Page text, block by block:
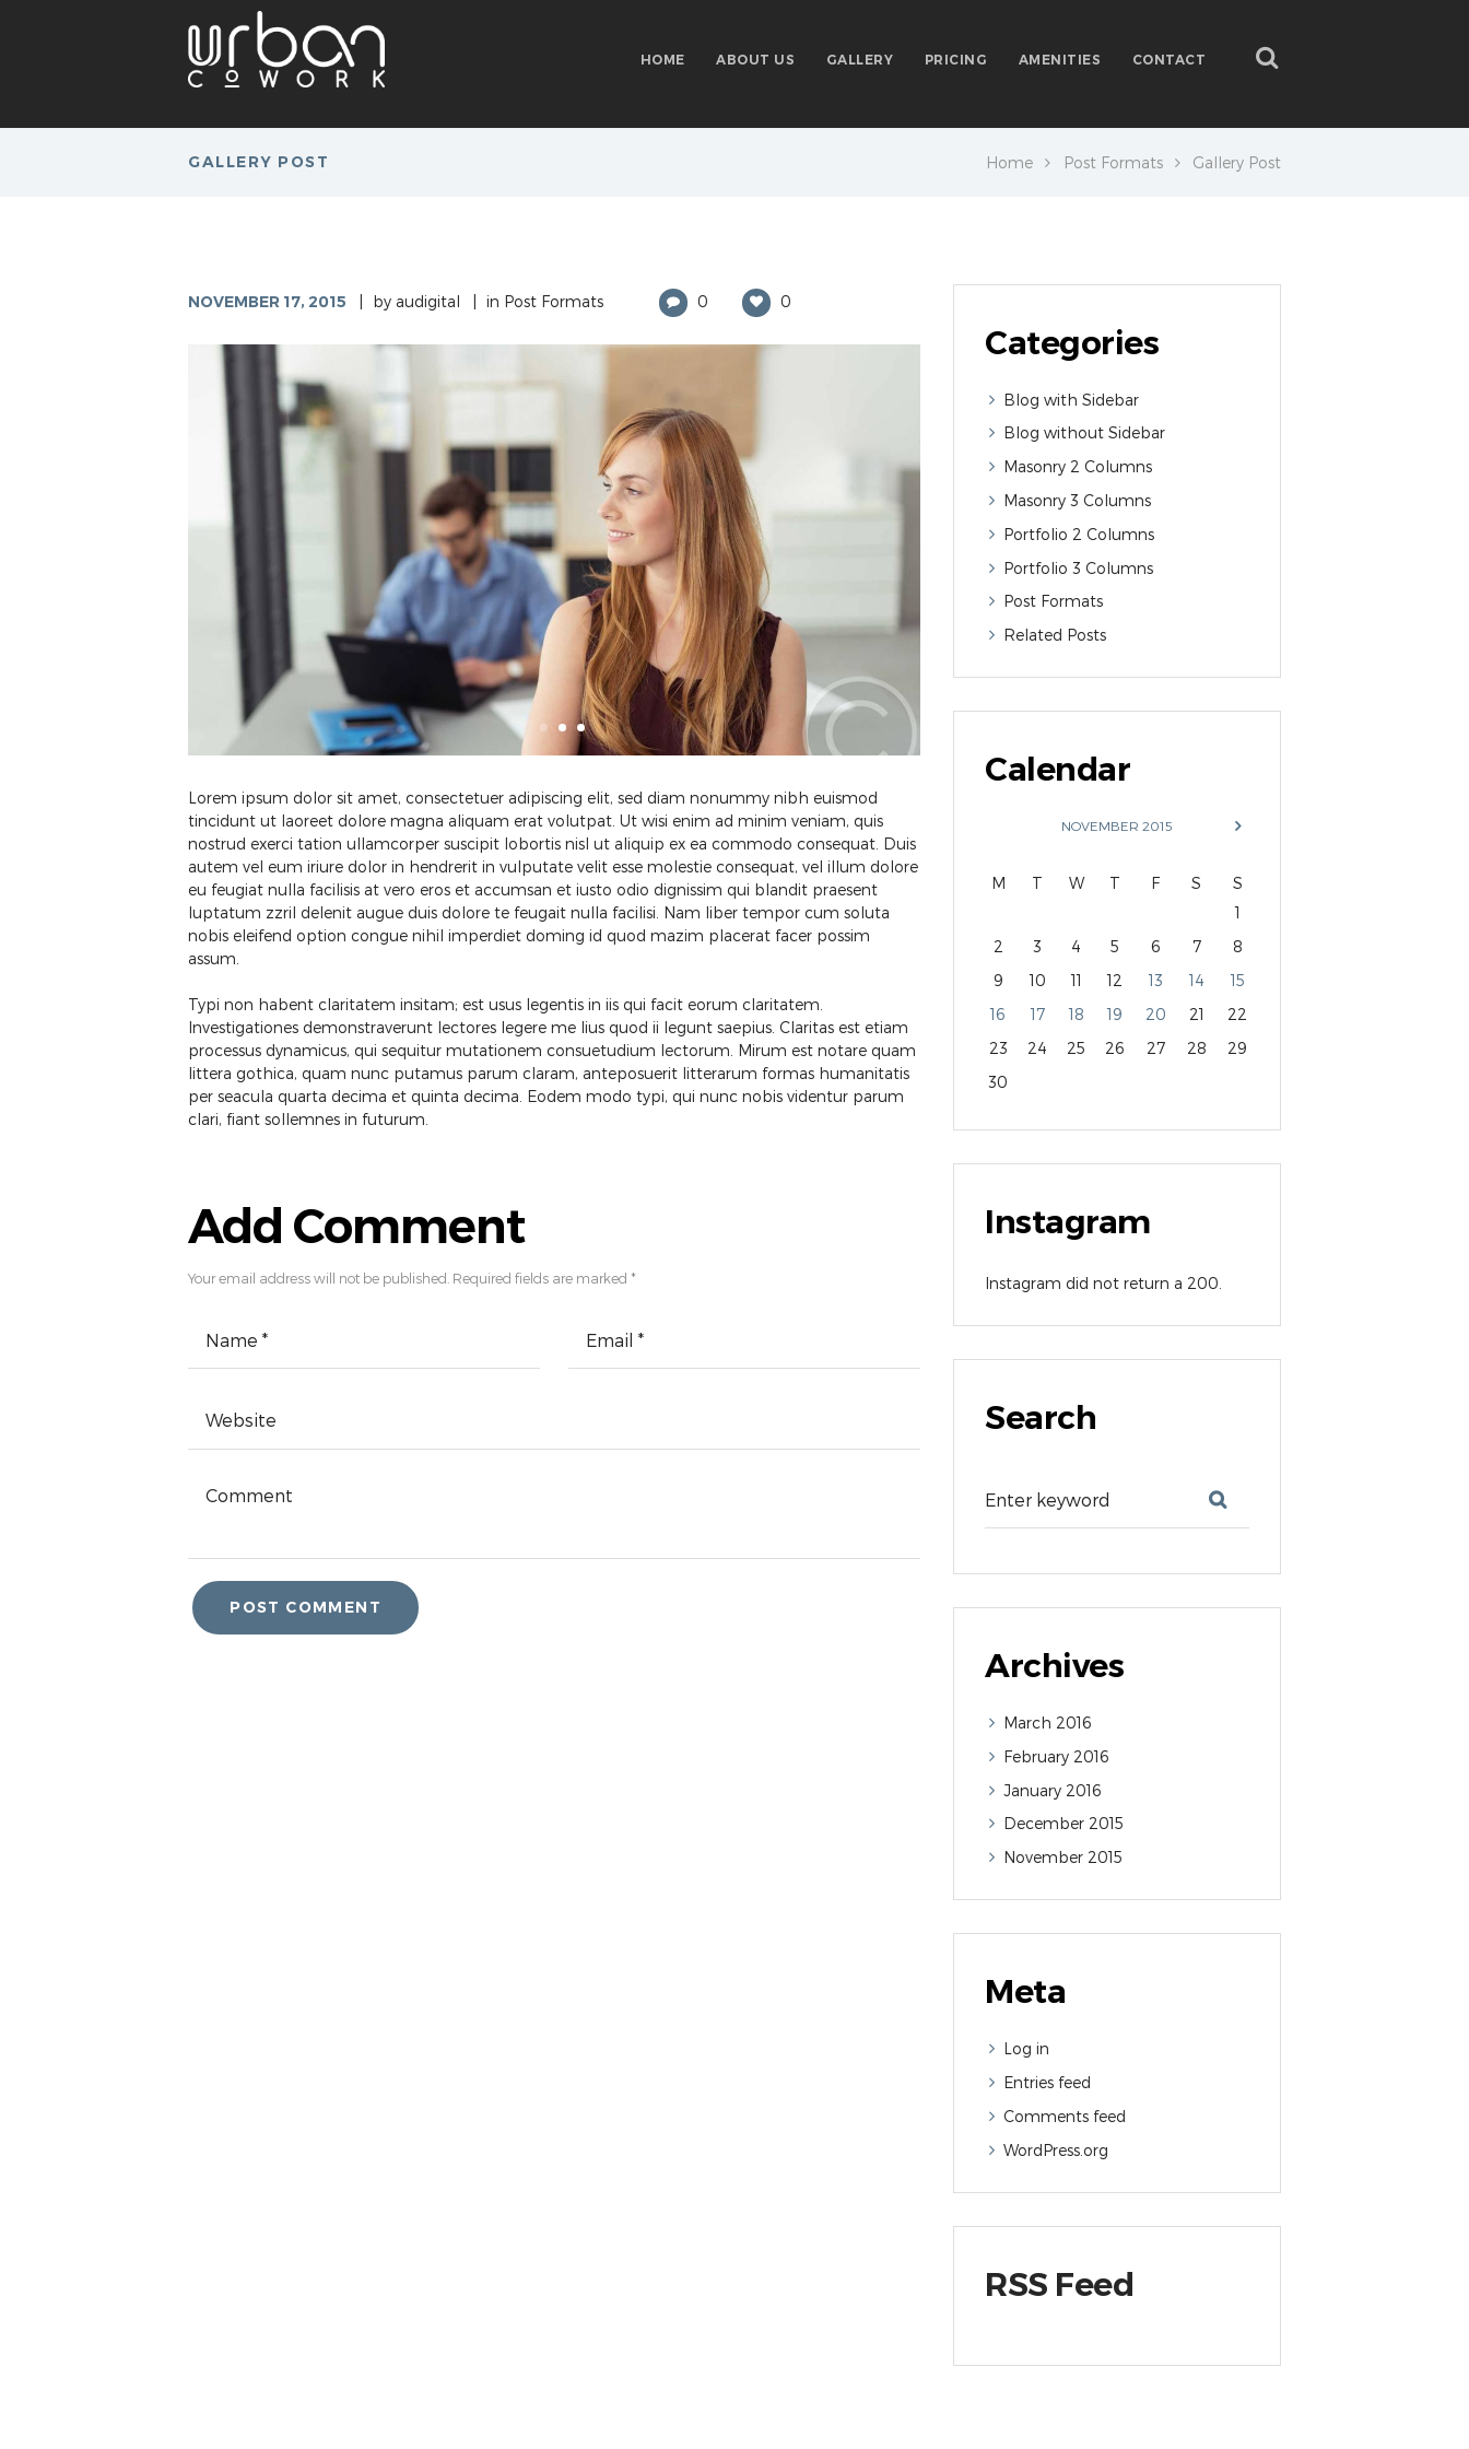
HOME ABOUT US GALLERY PRICING AMENITIES CONTACT
GALLERY POST Home Post Formats Gallery Post
NOVEMBER 17, 2015 by audigital in Post Formats 0 0
Lorem ipsum dolor sit amet, consectetuer adipiscing elit, sed diam nonummy nibh euismod
tincidunt ut laoreet dolore magna aliquam erat volutpat. Ut wisi enim ad minim veniam, quis
nostrud exerci tation ullamcorper suscipit lobortis nisl ut aliquip ex ea commodo consequat. Duis
autem vel eum iriure dolor in hendrerit in vulputate velit esse molestie consequat, vel illum dolore
eu feugiat nulla facilisis at vero eros et accumsan et iusto odio dignissim qui blandit praesent
luptatum zzril delenit augue duis dolore te feugait nulla facilisi. Nam liber tempor cum soluta
nobis eleifend option congue nihil imperdiet doming id quod mazim placerat facer possim
assum.
Typi non habent claritatem insitam; est usus legentis in iis qui facit eorum claritatem.
Investigationes demonstraverunt lectores legere me lius quod ii legunt saepius. Claritas est etiam
processus dynamicus, qui sequitur mutationem consuetudium lectorum. Mirum est notare quam
littera gothica, quam nunc putamus parum claram, anteposuerit litterarum formas humanitatis
per seacula quarta decima et quinta decima. Eodem modo typi, qui nunc nobis videntur parum
clari, fiant sollemnes in futurum.
Add Comment
Your email address will not be published. Required fields are marked *
Categories
Blog with Sidebar
Blog without Sidebar
Masonry 2 Columns
Masonry 3 Columns
Portfolio 2 Columns
Portfolio 3 Columns
Post Formats
Related Posts
Calendar
NOVEMBER 2015
M T W T F S
S
1
2
3 4 5 6 7
8
9
10 11 12 13 14
15
16
17 18 19 20 21
22
23
24 25 26 27 28
29
30
Instagram
Instagram did not return a 200.
Search
Archives
March 2016
February 2016
January 2016
December 2015
November 2015
Meta
Log in
Entries feed
Comments feed
WordPress.org
RSS Feed